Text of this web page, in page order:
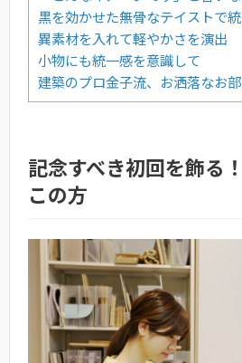
黒を効かせた無骨なテイストで
異素材を入れて軽やかさを演出
小物にも統一感を意識して
建築のプロ金子流、お洒落なお
記念すべき初回を飾る
この方